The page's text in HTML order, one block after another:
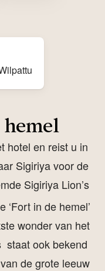
hotel en reist u in
Sigiriya voor de
Sigiriya Lion’s
‘Fort in de hemel’
wonder van het
staat ook bekend
de grote leeuw